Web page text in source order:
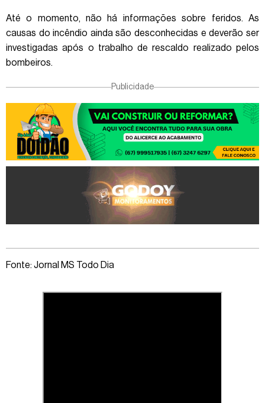
Até o momento, não há informações sobre feridos. As
causas do incêndio ainda são desconhecidas e deverão ser
investigadas após o trabalho de rescaldo realizado pelos
bombeiros.
Publicidade
Fonte: Jornal MS Todo Dia